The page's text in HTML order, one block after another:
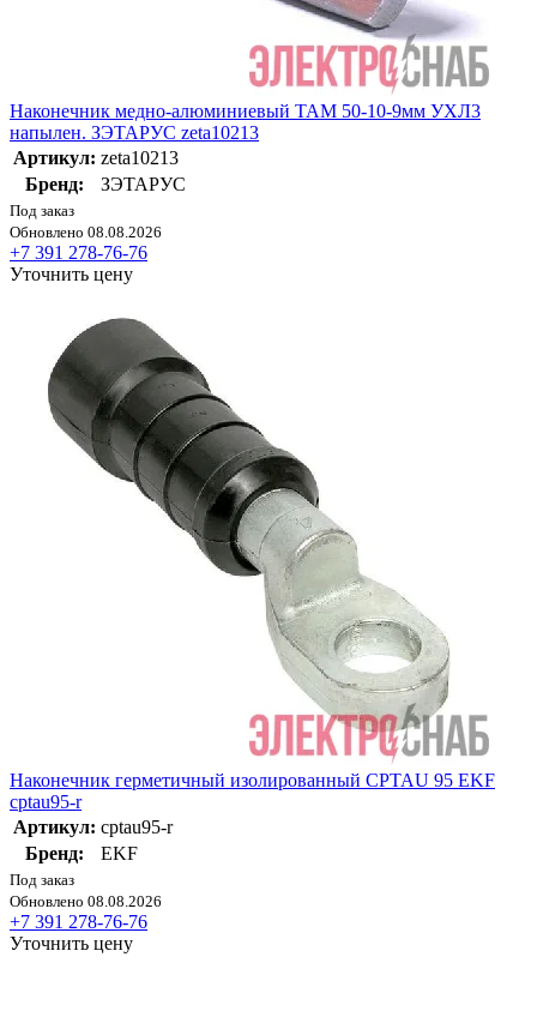
Наконечник медно-алюминиевый ТАМ 50-10-9мм УХЛ3
напылен. ЗЭТАРУС zeta10213
Артикул: zeta10213
Бренд:
ЗЭТАРУС
Под заказ
Обновлено 08.08.2026
+7 391 278-76-76
Уточнить цену
Наконечник герметичный изолированный CPTAU 95 EKF
cptau95-r
Артикул: cptau95-r
Бренд:
EKF
Под заказ
Обновлено 08.08.2026
+7 391 278-76-76
Уточнить цену